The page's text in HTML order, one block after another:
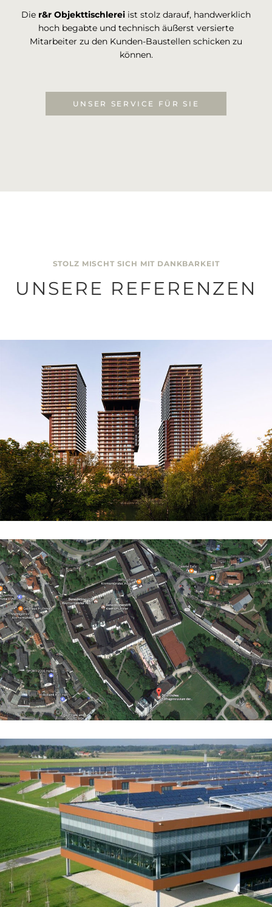
Die r&r Objekttischlerei ist stolz darauf, handwerklich
hoch begabte und technisch äußerst versierte
Mitarbeiter zu den Kunden-Baustellen schicken zu
können.
UNSER SERVICE FÜR SIE
STOLZ MISCHT SICH MIT DANKBARKEIT
UNSERE REFERENZEN